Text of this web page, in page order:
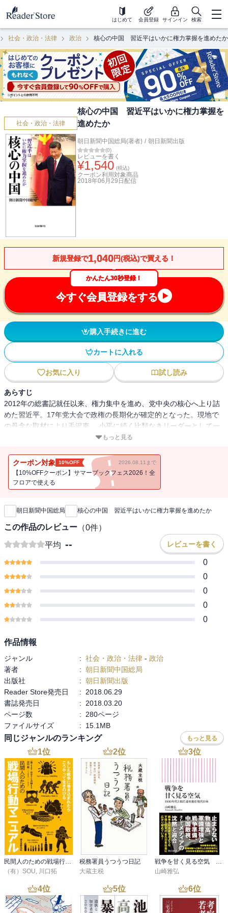
はじめて 会員登録 サインイン 検索
社会・政治・法律 政治 核心の中国 習近平はいかに権力掌握を進めたか
社会・政治・法律
核心の中国 習近平はいかに権力掌握を
進めたか
朝日新聞中国総局(著者) / 朝日新聞出版
(0)
レビューを書く
¥1,540 (税込)
クーポン利用対象商品
2018年06月29日 配信
新規登録で1,040円(税込)で買える！
かんたん30秒登録！
今すぐ会員登録をする
購入手続きに進む
カートに入れる
お気に入り 試し読み
あらすじ
2012年の総書記就任以来、権力集中を進め、党中央の核心へ上り詰
めた習近平。17年党大会で政権の長期化が確定的となった。現地で
の丹念な取材により毛沢東、 小平に続く比類なきリーダーとして一
強体制を確立する様を描き出す。もっと見る
クーポン対象 10%OFF 2026.08.11まで
【10%OFFクーポン】サマーブックフェス2026！全
フロアで使える
新刊通知
朝日新聞中国総局 核心の中国 習近平はいかに権力掌握を進めたか
この作品のレビュー （0件）
平均 -- レビューを書く
0
0
0
0
0
作品情報
ジャンル : 社会・政治・法律 - 政治
著者
: 朝日新聞中国総局
出版社
: 朝日新聞出版
Reader Store発売日
:
2018.06.29
書誌発売日
:
2018.03.20
ページ数
:
280ページ
ファイルサイズ
: 15.1MB
同じジャンルのランキング もっと見る
1位
民間人のための戦場行動マニュアル
（有）SOU, 川口拓
2位
税務署員うつうつ日記
大蔵主税
3位
戦争を甘く見る空気 1930年代と似た道を進む現代日本
山崎雅弘
4位 5位 6位